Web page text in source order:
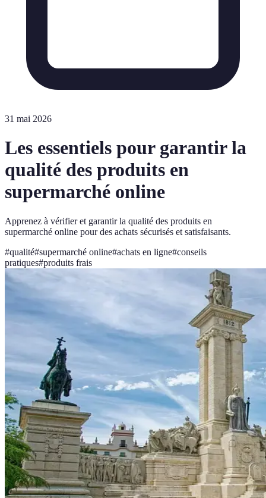
31 mai 2026
Les essentiels pour garantir la
qualité des produits en
supermarché online
Apprenez à vérifier et garantir la qualité des produits en
supermarché online pour des achats sécurisés et satisfaisants.
#qualité#supermarché online#achats en ligne#conseils
pratiques#produits frais